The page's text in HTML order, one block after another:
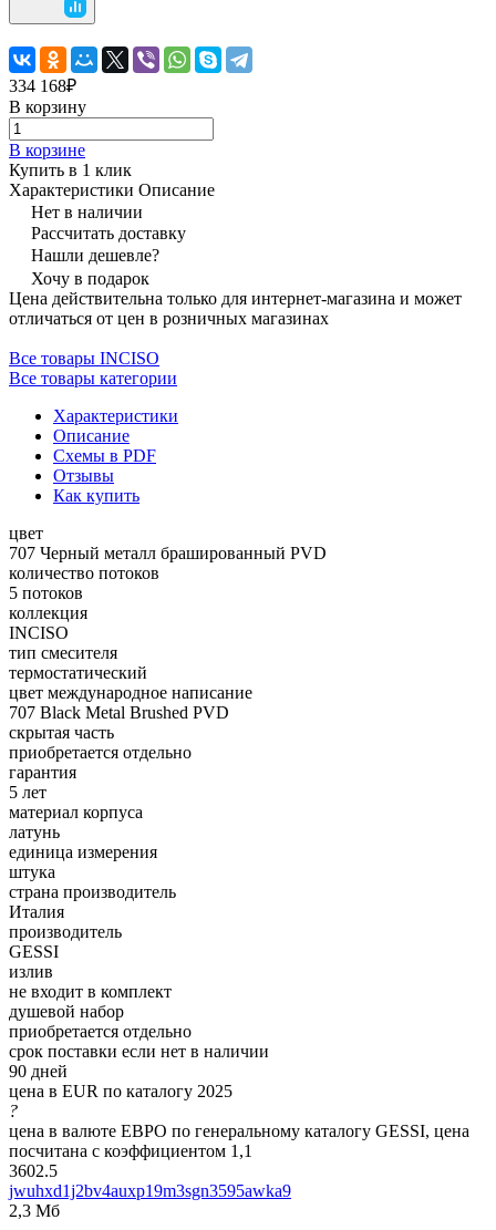
334 168₽
В корзину
В корзине
Купить в 1 клик
Характеристики Описание
Нет в наличии
Рассчитать доставку
Нашли дешевле?
Хочу в подарок
Цена действительна только для интернет-магазина и может
отличаться от цен в розничных магазинах
Все товары INCISO
Все товары категории
Характеристики
Описание
Схемы в PDF
Отзывы
Как купить
цвет
707 Черный металл брашированный PVD
количество потоков
5 потоков
коллекция
INCISO
тип смесителя
термостатический
цвет международное написание
707 Black Metal Brushed PVD
скрытая часть
приобретается отдельно
гарантия
5 лет
материал корпуса
латунь
единица измерения
штука
страна производитель
Италия
производитель
GESSI
излив
не входит в комплект
душевой набор
приобретается отдельно
срок поставки если нет в наличии
90 дней
цена в EUR по каталогу 2025
?
цена в валюте ЕВРО по генеральному каталогу GESSI, цена
посчитана с коэффициентом 1,1
3602.5
jwuhxd1j2bv4auxp19m3sgn3595awka9
2,3 Мб